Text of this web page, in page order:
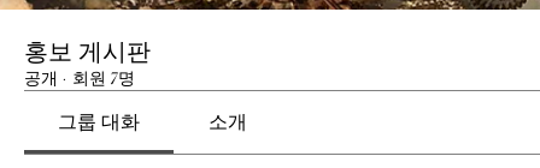
홍보 게시판
공개 · 회원 7명
그룹 대화 소개